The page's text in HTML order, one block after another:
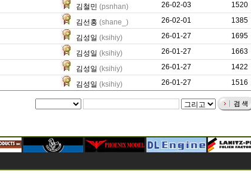
김철민 (psnhan) 26-02-03
1520
김선홍 (shane_) 26-02-01
1385
김성일 (ksihiy) 26-01-27
1695
김성일 (ksihiy) 26-01-27
1663
김성일 (ksihiy) 26-01-27
1422
김성일 (ksihiy) 26-01-27 1516